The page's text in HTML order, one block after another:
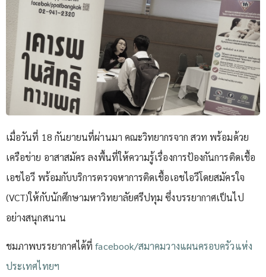
เมื่อวันที่ 18 กันยายนที่ผ่านมา คณะวิทยากรจาก สวท พร้อมด้วย
เครือข่าย อาสาสมัคร ลงพื้นที่ให้ความรู้เรื่องการป้องกันการติดเชื้อ
เอชไอวี พร้อมกับบริการตรวจหาการติดเชื้อเอชไอวีโดยสมัครใจ
(VCT)ให้กับนักศึกษามหาวิทยาลัยศรีปทุม ซึ่งบรรยากาศเป็นไป
อย่างสนุกสนาน
ชมภาพบรรยากาศได้ที่ facebook/สมาคมวางแผนครอบครัวแห่ง
ประเทศไทยฯ